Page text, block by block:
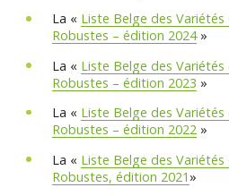
La « Liste Belge des
Robustes – édition 2024»
La « Liste Belge des
Robustes – édition 2023 »
La « Liste Belge des
Robustes – édition 2022»
La « Liste Belge des
Robustes, édition 2021 »